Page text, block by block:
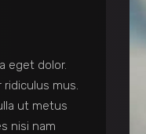
decrease
volume.
eget dolor.
mus.
ut metus
nisi nam